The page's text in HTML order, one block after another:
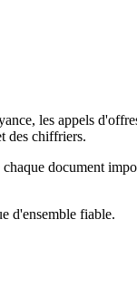
les appels
des chiffriers.
document
d'ensemble fiable.